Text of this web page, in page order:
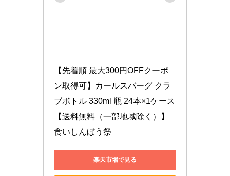
【先着順 最大300円OFFクーポ
ン取得可】カールスバーグ クラ
ブボトル 330ml 瓶 24本×1ケース
【送料無料（一部地域除く）】
食いしんぼう祭
楽天市場で見る